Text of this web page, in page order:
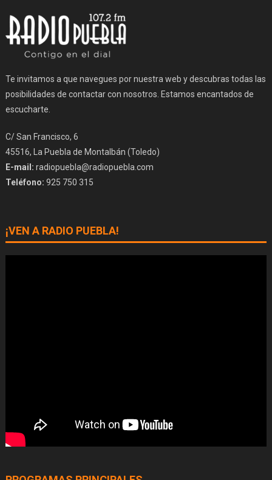
Te invitamos a que navegues por nuestra web y descubras todas las
posibilidades de contactar con nosotros. Estamos encantados de
escucharte.
C/ San Francisco, 6
45516, La Puebla de Montalbán (Toledo)
E-mail: radiopuebla@radiopuebla.com
Teléfono: 925 750 315
¡VEN A RADIO PUEBLA!